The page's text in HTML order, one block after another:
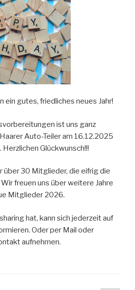
ein gutes, friedliches neues Jahr!
ist uns ganz
Auto-Teiler am 16.12.2025
Herzlichen Glückwunsch!!!
über 30 Mitglieder, die eifrig die
freuen uns über weitere Jahre
Mitglieder 2026.
hat, kann sich jederzeit auf
Oder per Mail oder
aufnehmen.